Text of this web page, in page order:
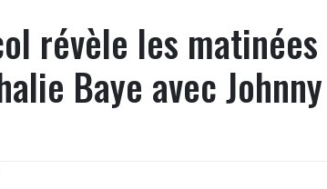
révèle les matinées
Baye avec Johnny